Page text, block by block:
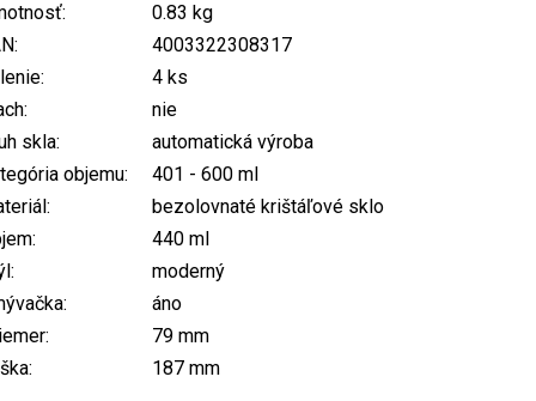
:
0.83 kg
:
4003322308317
:
4 ks
:
nie
skla:
automatická výroba
objemu:
401 - 600 ml
:
bezolovnaté krištáľové sklo
:
440 ml
:
moderný
:
áno
:
79 mm
: 187 mm